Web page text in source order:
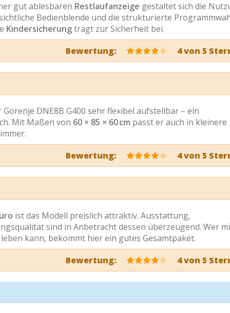
gut ablesbaren Restlaufanzeige gestaltet sich die
Bedienblende und die strukturierte
Kindersicherungträgt zur Sicherheit bei.
Bewertung:
4 von 5
DNE8B G400 sehr flexibel aufstellbar – ein
Mit Maßen von 60 × 85 × 60 cm passt er auch in kleinere
Bewertung:
4 von 5
ist das Modell preislich attraktiv. Ausstattung,
sind in Anbetracht dessen überzeugend. Wer
kann, bekommt hier ein gutes Gesamtpaket.
Bewertung:
4 von 5